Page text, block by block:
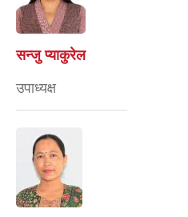
सन्जु प्याकुरेल
उपाध्यक्ष